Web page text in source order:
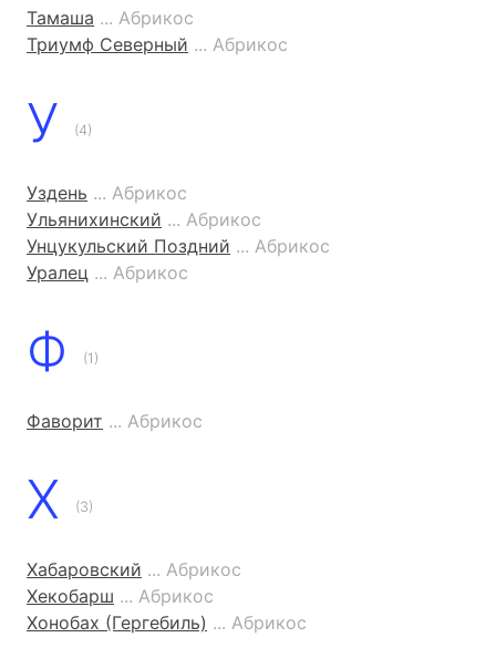
Тамаша ... Абрикос
Триумф Северный ... Абрикос
У (4)
Уздень ... Абрикос
Ульянихинский ... Абрикос
Унцукульский Поздний ... Абрикос
Уралец ... Абрикос
Ф (1)
Фаворит ... Абрикос
Х (3)
Хабаровский ... Абрикос
Хекобарш ... Абрикос
Хонобах (Гергебиль) ... Абрикос